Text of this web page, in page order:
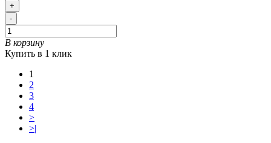
+
-
В корзину
Купить в 1 клик
1
2
3
4
>
>|